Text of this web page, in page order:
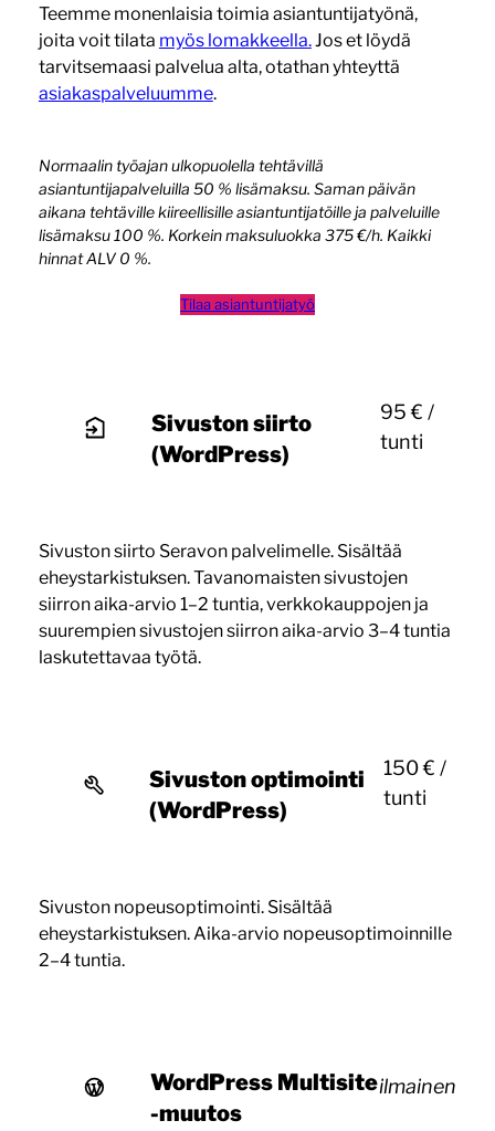
Teemme monenlaisia toimia asiantuntijatyönä,
joita voit tilata myös lomakkeella.Jos et löydä
tarvitsemaasi palvelua alta, otathan yhteyttä
asiakaspalveluumme.
Normaalin työajan ulkopuolella tehtävillä
asiantuntijapalveluilla 50 % lisämaksu. Saman päivän
aikana tehtäville kiireellisille asiantuntijatöille ja palveluille
lisämaksu 100 %. Korkein maksuluokka 375 €/h. Kaikki
hinnat ALV 0 %.
Tilaa asiantuntijatyö
Sivuston siirto
(WordPress)
95 € /
tunti
Sivuston siirto Seravon palvelimelle. Sisältää
eheystarkistuksen. Tavanomaisten sivustojen
siirron aika-arvio 1–2 tuntia, verkkokauppojen ja
suurempien sivustojen siirron aika-arvio 3–4 tuntia
laskutettavaa työtä.
Sivuston optimointi
(WordPress)
150 € /
tunti
Sivuston nopeusoptimointi. Sisältää
eheystarkistuksen. Aika-arvio nopeusoptimoinnille
2–4 tuntia.
WordPress Multisite
-muutos
ilmainen